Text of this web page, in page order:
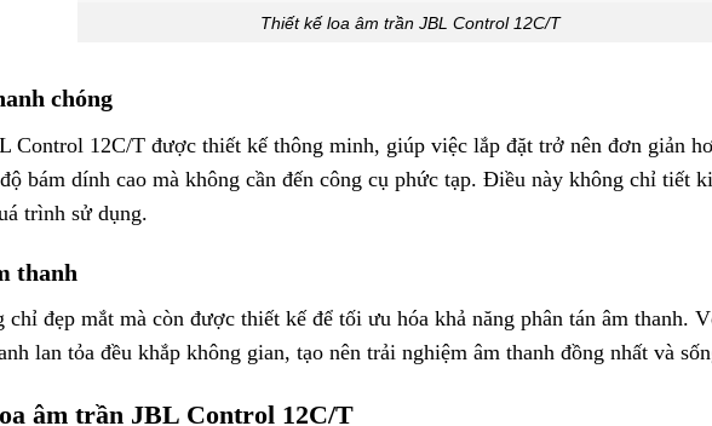
Thiết kế loa âm trần JBL Control 12C/T
chóng
Control 12C/T được thiết kế thông minh, giúp việc lắp đặt trở nên đơn giản
bám dính cao mà không cần đến công cụ phức tạp. Điều này không chỉ tiết
trình sử dụng.
thanh
đẹp mắt mà còn được thiết kế để tối ưu hóa khả năng phân tán âm thanh.
lan tỏa đều khắp không gian, tạo nên trải nghiệm âm thanh đồng nhất và
âm trần JBL Control 12C/T